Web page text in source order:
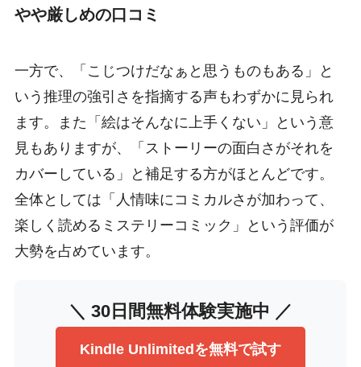
やや厳しめの口コミ
一方で、「こじつけだなぁと思うものもある」と
いう推理の強引さを指摘する声もわずかに見られ
ます。また「絵はそんなに上手くない」という意
見もありますが、「ストーリーの面白さがそれを
カバーしている」と補足する方がほとんどです。
全体としては「人情味にコミカルさが加わって、
楽しく読めるミステリーコミック」という評価が
大勢を占めています。
＼ 30日間無料体験実施中 ／
Kindle Unlimitedを無料で試す